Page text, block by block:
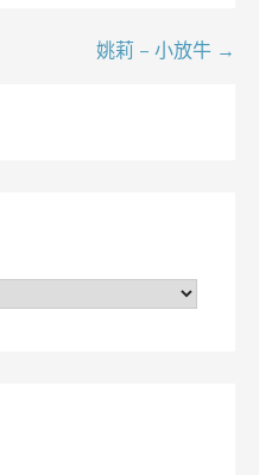
姚莉 – 小放牛 →